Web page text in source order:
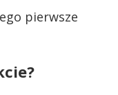
pierwsze